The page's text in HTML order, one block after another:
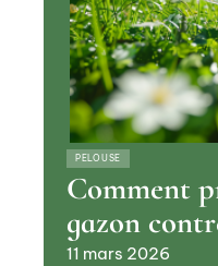
PELOUSE
Comment
gazon
11 mars 2026